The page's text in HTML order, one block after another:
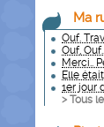
Ma
Ouf.
Ouf,
Merci..
Elle
1er jour
> Tous